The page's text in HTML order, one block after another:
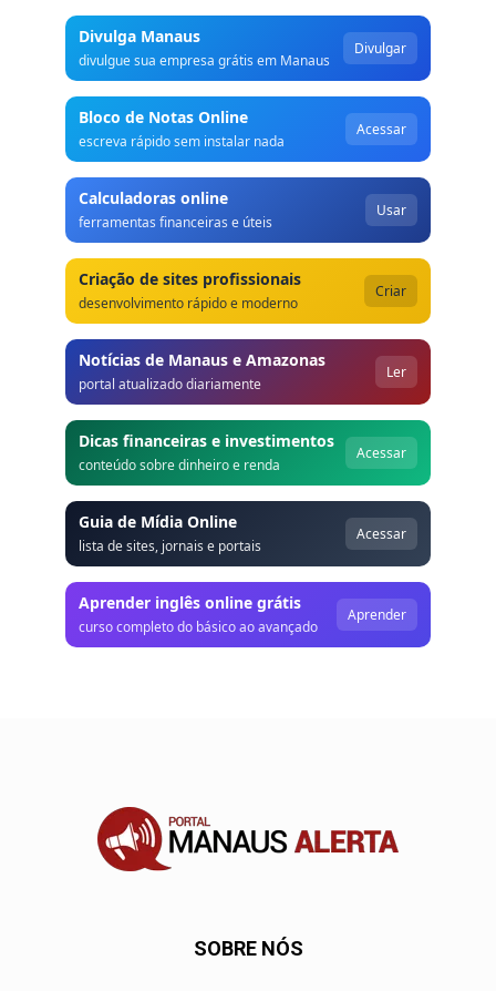
Divulga Manaus
divulgue sua empresa grátis em Manaus
Divulgar
Bloco de Notas Online
escreva rápido sem instalar nada
Acessar
Calculadoras online
ferramentas financeiras e úteis
Usar
Criação de sites profissionais
desenvolvimento rápido e moderno
Criar
Notícias de Manaus e Amazonas
portal atualizado diariamente
Ler
Dicas financeiras e investimentos
conteúdo sobre dinheiro e renda
Acessar
Guia de Mídia Online
lista de sites, jornais e portais
Acessar
Aprender inglês online grátis
curso completo do básico ao avançado
Aprender
SOBRE NÓS